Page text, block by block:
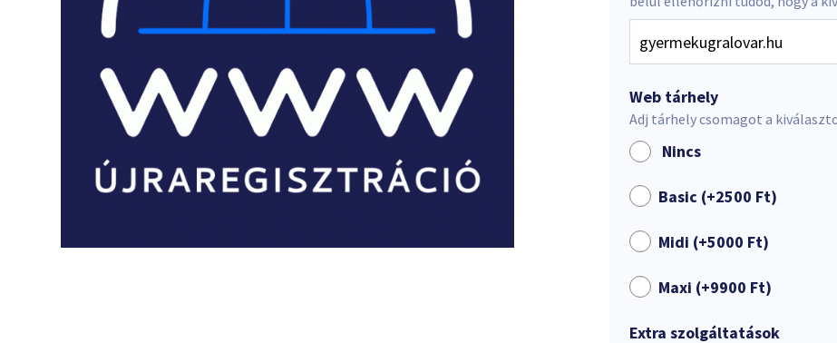
Web tárhely
Adj tárhely csomagot a
Nincs
Basic (+2500 Ft)
Midi (+5000 Ft)
Maxi (+9900 Ft)
Extra szolgáltatások